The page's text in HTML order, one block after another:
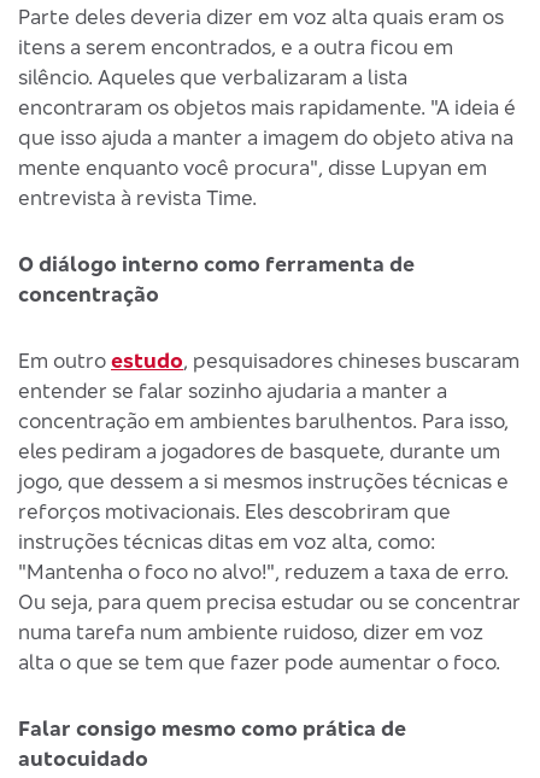
Parte deles deveria dizer em voz alta quais eram os
itens a serem encontrados, e a outra ficou em
silêncio. Aqueles que verbalizaram a lista
encontraram os objetos mais rapidamente. "A ideia é
que isso ajuda a manter a imagem do objeto ativa na
mente enquanto você procura", disse Lupyan em
entrevista à revista Time.
O diálogo interno como ferramenta de
concentração
Em outroestudo, pesquisadores chineses buscaram
entender se falar sozinho ajudaria a manter a
concentração em ambientes barulhentos. Para isso,
eles pediram a jogadores de basquete, durante um
jogo, que dessem a si mesmos instruções técnicas e
reforços motivacionais. Eles descobriram que
instruções técnicas ditas em voz alta, como:
"Mantenha o foco no alvo!", reduzem a taxa de erro.
Ou seja, para quem precisa estudar ou se concentrar
numa tarefa num ambiente ruidoso, dizer em voz
alta o que se tem que fazer pode aumentar o foco.
Falar consigo mesmo como prática de
autocuidado